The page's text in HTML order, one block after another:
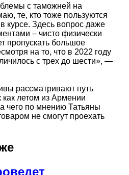
с таможней на
те, кто тоже пользуются
курсе. Здесь вопрос даже
– чисто физически
пропускать большое
на то, что в 2022 году
с трех до шести», —
рассматривают путь
летом из Армении
чего по мнению Татьяны
не смогут проехать